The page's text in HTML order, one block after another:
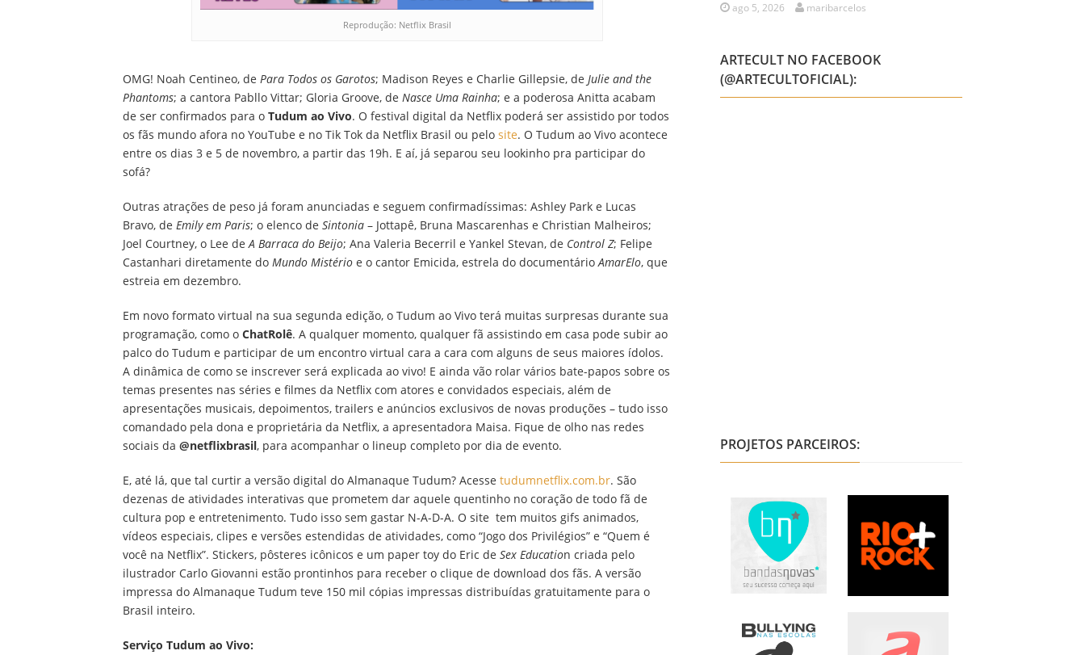
Reprodução: Netflix Brasil
OMG! Noah Centineo, de Para Todos os Garotos; Madison Reyes e Charlie Gillepsie, de Julie and the
Phantoms; a cantora Pabllo Vittar; Gloria Groove, de Nasce Uma Rainha; e a poderosa Anitta acabam
de ser confirmados para o Tudum ao Vivo. O festival digital da Netflix poderá ser assistido por todos
os fãs mundo afora no YouTube e no Tik Tok da Netflix Brasil ou pelo site. O Tudum ao Vivo acontece
entre os dias 3 e 5 de novembro, a partir das 19h. E aí, já separou seu lookinho pra participar do
sofá?
Outras atrações de peso já foram anunciadas e seguem confirmadíssimas: Ashley Park e Lucas
Bravo, de Emily em Paris; o elenco de Sintonia – Jottapê, Bruna Mascarenhas e Christian Malheiros;
Joel Courtney, o Lee deA Barraca do Beijo; Ana Valeria Becerril e Yankel Stevan, de Control Z; Felipe
Castanhari diretamente do Mundo Mistério e o cantor Emicida, estrela do documentárioAmarElo, que
estreia em dezembro.
Em novo formato virtual na sua segunda edição, o Tudum ao Vivo terá muitas surpresas durante sua
programação, como o ChatRolê. A qualquer momento, qualquer fã assistindo em casa pode subir ao
palco do Tudum e participar de um encontro virtual cara a cara com alguns de seus maiores ídolos.
A dinâmica de como se inscrever será explicada ao vivo! E ainda vão rolar vários bate-papos sobre os
temas presentes nas séries e filmes da Netflix com atores e convidados especiais, além de
apresentações musicais, depoimentos, trailers e anúncios exclusivos de novas produções – tudo isso
comandado pela dona e proprietária da Netflix, a apresentadora Maisa. Fique de olho nas redes
sociais da @netflixbrasil, para acompanhar o lineup completo por dia de evento.
E, até lá, que tal curtir a versão digital do Almanaque Tudum? Acesse tudumnetflix.com.br. São
dezenas de atividades interativas que prometem dar aquele quentinho no coração de todo fã de
cultura pop e entretenimento. Tudo isso sem gastar N-A-D-A. O site tem muitos gifs animados,
vídeos especiais, clipes e versões estendidas de atividades, como “Jogo dos Privilégios” e “Quem é
você na Netflix”. Stickers, pôsteres icônicos e um paper toy do Eric de Sex Education criada pelo
ilustrador Carlo Giovanni estão prontinhos para receber o clique de download dos fãs. A versão
impressa do Almanaque Tudum teve 150 mil cópias impressas distribuídas gratuitamente para o
Brasil inteiro.
Serviço Tudum ao Vivo:
ago 5, 2026 maribarcelos
ARTECULT NO FACEBOOK
(@ARTECULTOFICIAL):
PROJETOS PARCEIROS: